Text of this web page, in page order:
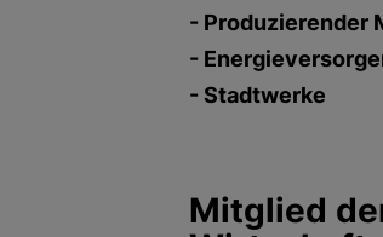
- Produzierender
-
- Stadtwerke
Mitglied